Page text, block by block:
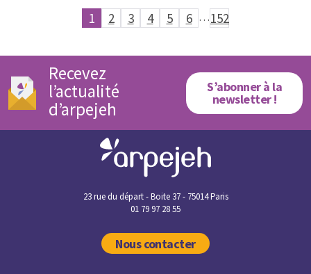
1 2 3 4 5 6 …152
Recevez
l’actualité
d’arpejeh
S’abonner à la
newsletter !
23 rue du départ - Boite 37 - 75014 Paris
01 79 97 28 55
Nous contacter